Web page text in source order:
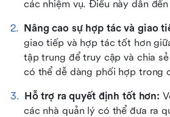
các nhiệm vụ. Điều này dẫn
Nâng cao sự hợp tác và giao
giao tiếp và hợp tác tốt hơn
tập trung để truy cập và chia
có thể dễ dàng phối hợp trong
Hỗ trợ ra quyết định tốt hơn:
các nhà quản lý có thể đưa ra